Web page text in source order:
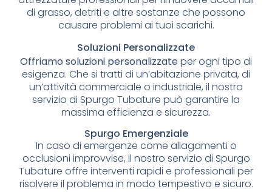
di grasso, detriti e altre sostanze che possono
causare problemi ai tuoi scarichi.
Soluzioni Personalizzate
Offriamo soluzioni personalizzateper ogni tipo di
esigenza. Che si tratti di un’abitazione privata, di
un’attività commerciale o industriale, il nostro
servizio di Spurgo Tubature può garantire la
massima efficienza e sicurezza.
Spurgo Emergenziale
In caso di emergenze come allagamenti o
occlusioni improvvise, il nostro servizio di Spurgo
Tubature offre interventi rapidi e professionali per
risolvere il problema in modo tempestivo e sicuro.